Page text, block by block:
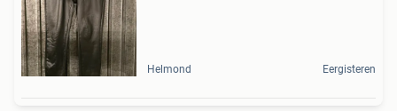
Helmond Eergisteren